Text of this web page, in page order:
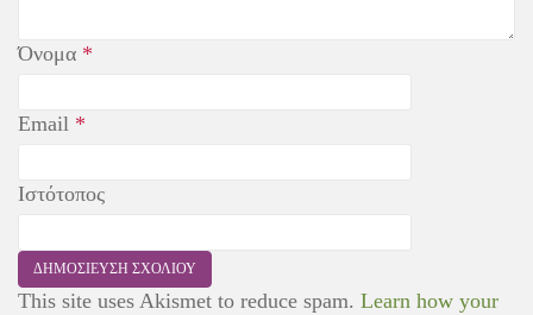
Όνομα *
Email *
Ιστότοπος
This site uses Akismet to reduce spam. Learn how your